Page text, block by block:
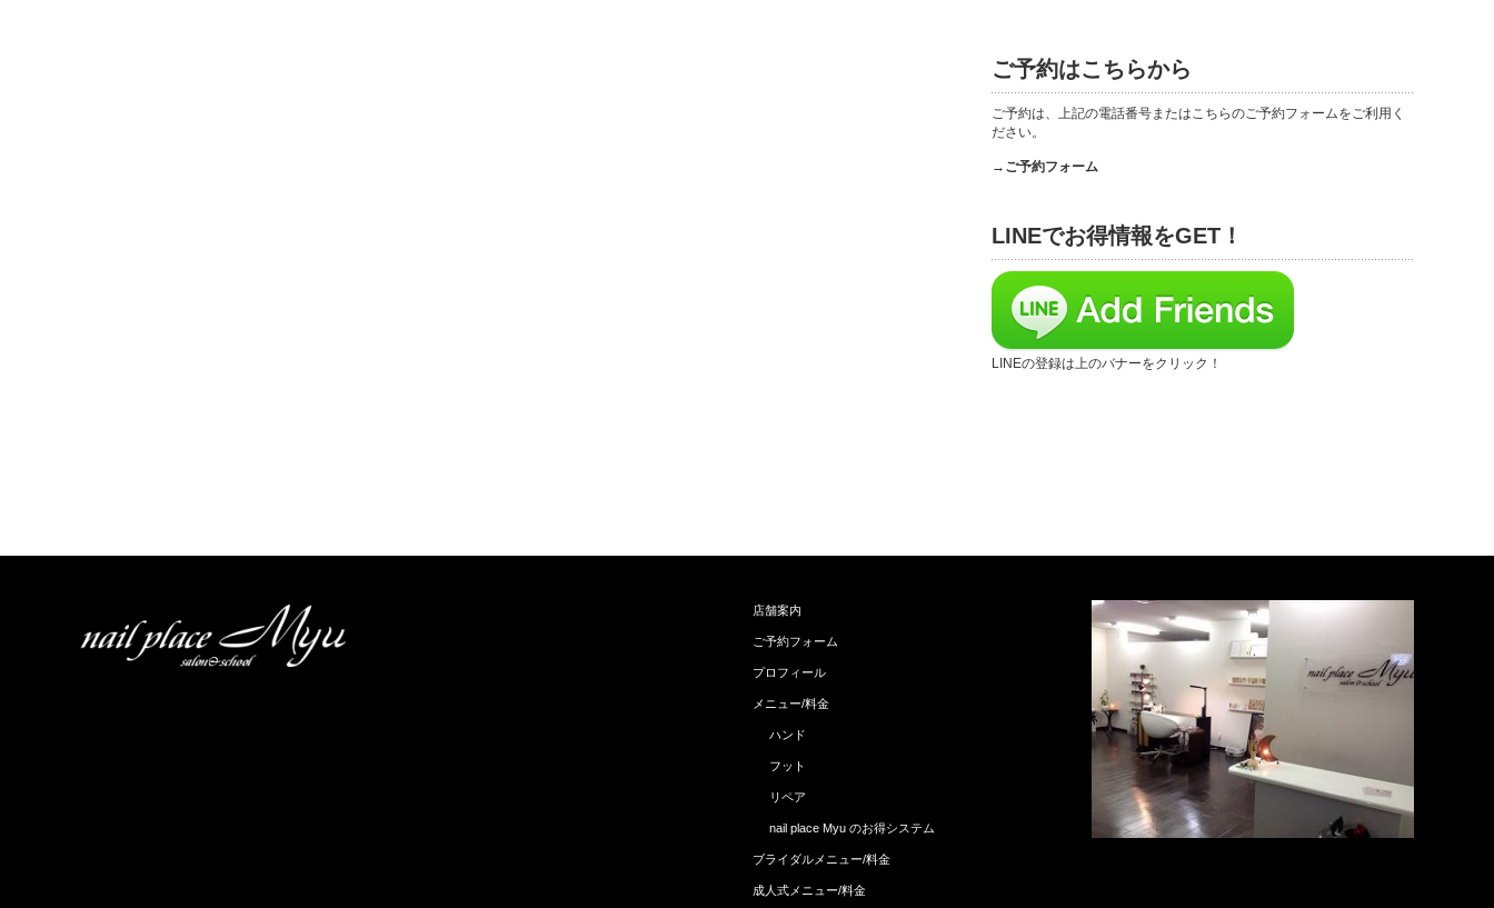
ご予約はこちらから
ご予約は、上記の電話番号またはこちらのご予約フォームをご利用く
ださい。
→ご予約フォーム
LINEでお得情報をGET！
LINEの登録は上のバナーをクリック！
店舗案内
ご予約フォーム
プロフィール
メニュー/料金
ハンド
フット
リペア
nail place Myu のお得システム
ブライダルメニュー/料金
成人式メニュー/料金